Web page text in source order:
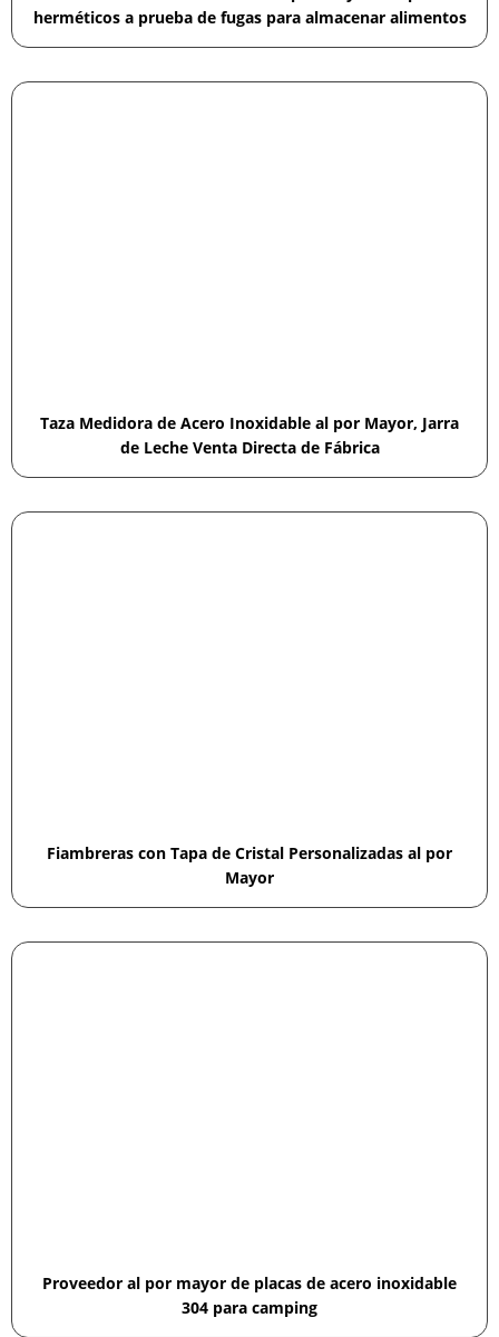
herméticos a prueba de fugas para almacenar alimentos
Taza Medidora de Acero Inoxidable al por Mayor, Jarra
de Leche Venta Directa de Fábrica
Fiambreras con Tapa de Cristal Personalizadas al por
Mayor
Proveedor al por mayor de placas de acero inoxidable
304 para camping